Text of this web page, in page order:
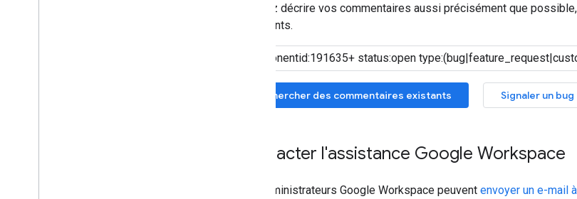
Veuillez décrire vos commentaires aussi précisément que
importants.
Rechercher des commentaires existants Signaler un bug
Contacter l'assistance Google Workspace
Les administrateurs Google Workspace peuvent envoyer un e-mail